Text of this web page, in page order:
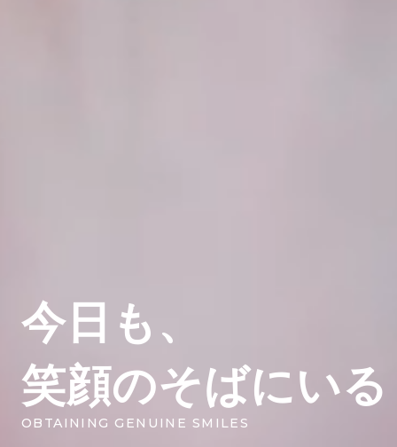
今日も、
笑顔のそばにいる
OBTAINING GENUINE SMILES